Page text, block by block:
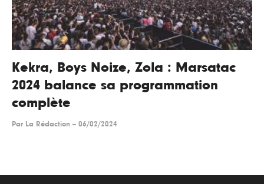
Kekra, Boys Noize, Zola : Marsatac
2024 balance sa programmation
complète
Par La Rédaction -- 06/02/2024